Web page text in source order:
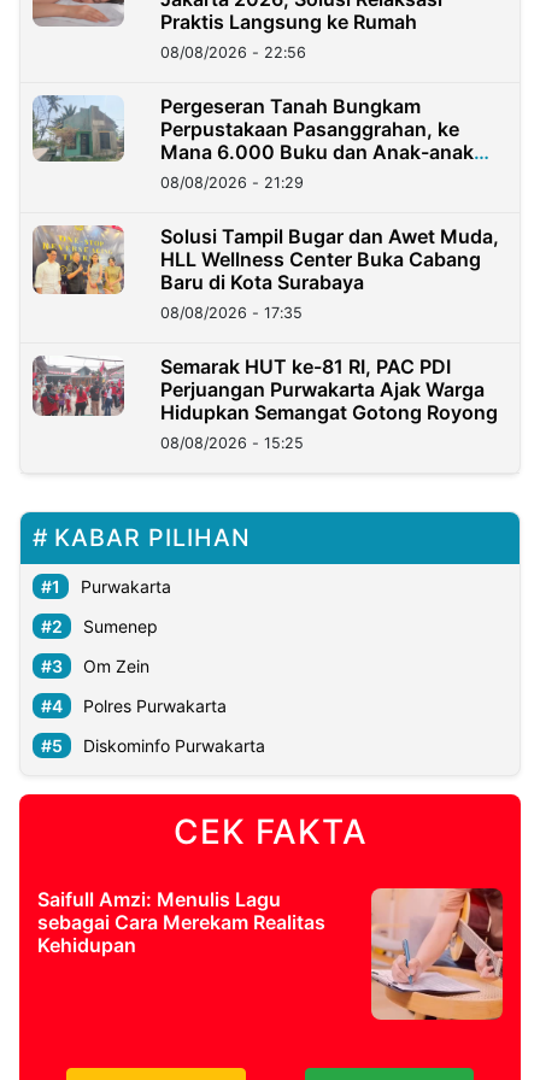
Praktis Langsung ke Rumah
08/08/2026 - 22:56
Pergeseran Tanah Bungkam
Perpustakaan Pasanggrahan, ke
Mana 6.000 Buku dan Anak-anak
Kini?
08/08/2026 - 21:29
Solusi Tampil Bugar dan Awet Muda,
HLL Wellness Center Buka Cabang
Baru di Kota Surabaya
08/08/2026 - 17:35
Semarak HUT ke-81 RI, PAC PDI
Perjuangan Purwakarta Ajak Warga
Hidupkan Semangat Gotong Royong
08/08/2026 - 15:25
KABAR PILIHAN
Purwakarta
Sumenep
Om Zein
Polres Purwakarta
Diskominfo Purwakarta
CEK FAKTA
Saifull Amzi: Menulis Lagu
sebagai Cara Merekam Realitas
Kehidupan